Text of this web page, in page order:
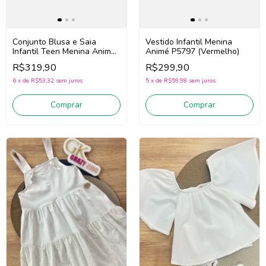
Conjunto Blusa e Saia
Infantil Teen Menina Animé
N6084 (Bege/Amarelo)
R$319,90
6 x de R$53,32 sem juros
Comprar
Vestido Infantil Menina
Animé P5797 (Vermelho)
R$299,90
5 x de R$59,98 sem juros
Comprar